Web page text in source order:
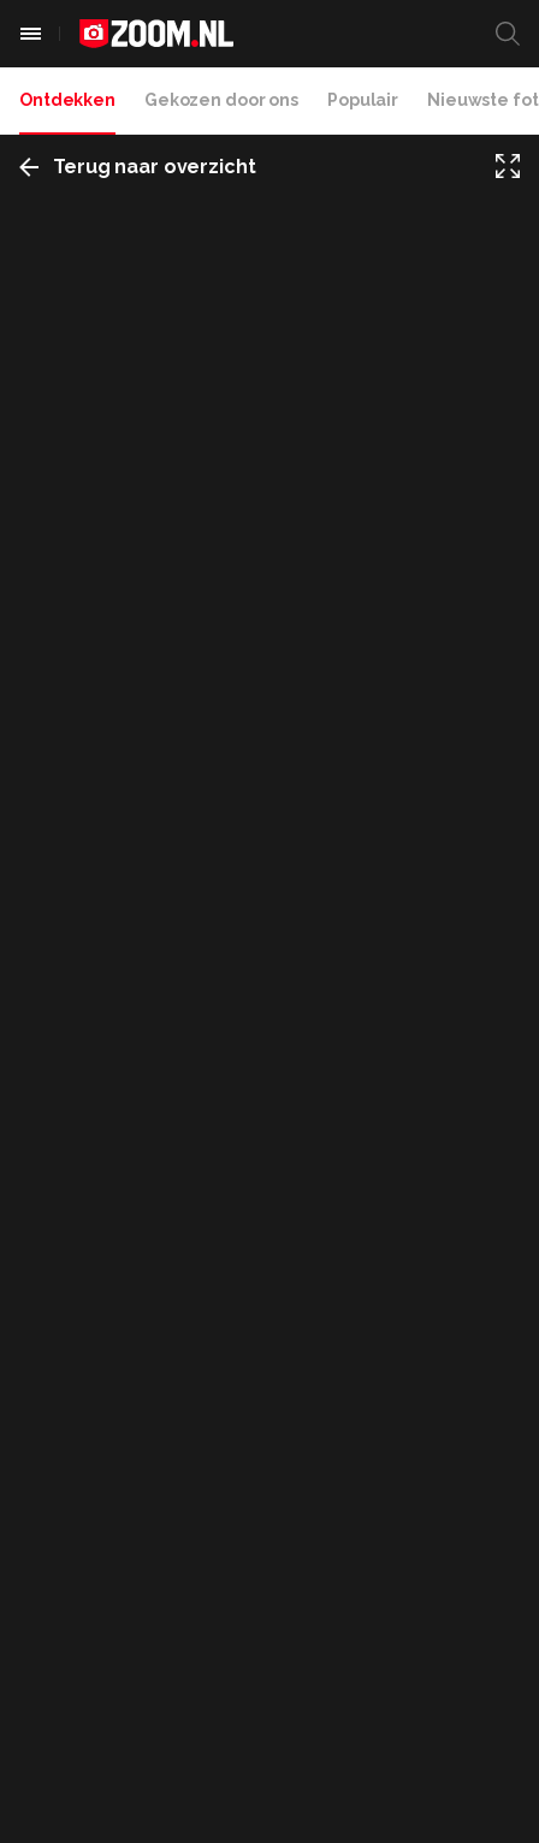
Ontdekken Gekozen door ons Populair Nieuwste
Terug naar overzicht